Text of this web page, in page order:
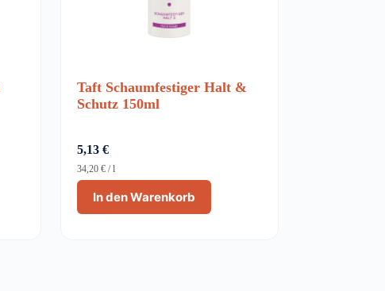
Taft Schaumfestiger Halt &
Schutz 150ml
5,13€
In den Warenkorb
34,20€ /l